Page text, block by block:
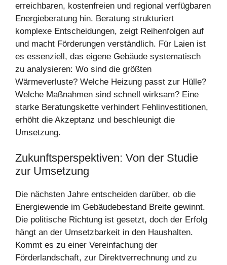
erreichbaren, kostenfreien und regional verfügbaren
Energieberatung hin. Beratung strukturiert
komplexe Entscheidungen, zeigt Reihenfolgen auf
und macht Förderungen verständlich. Für Laien ist
es essenziell, das eigene Gebäude systematisch
zu analysieren: Wo sind die größten
Wärmeverluste? Welche Heizung passt zur Hülle?
Welche Maßnahmen sind schnell wirksam? Eine
starke Beratungskette verhindert Fehlinvestitionen,
erhöht die Akzeptanz und beschleunigt die
Umsetzung.
Zukunftsperspektiven: Von der Studie
zur Umsetzung
Die nächsten Jahre entscheiden darüber, ob die
Energiewende im Gebäudebestand Breite gewinnt.
Die politische Richtung ist gesetzt, doch der Erfolg
hängt an der Umsetzbarkeit in den Haushalten.
Kommt es zu einer Vereinfachung der
Förderlandschaft, zur Direktverrechnung und zu